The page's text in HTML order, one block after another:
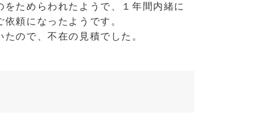
ためらわれたようで、１年間内緒に
頼になったようです。
ので、不在の見積でした。